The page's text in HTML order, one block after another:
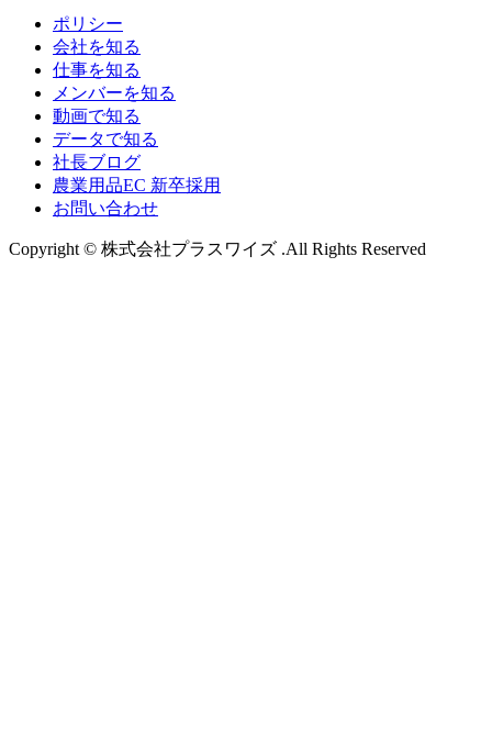
ポリシー
会社を知る
仕事を知る
メンバーを知る
動画で知る
データで知る
社長ブログ
農業用品EC 新卒採用
お問い合わせ
Copyright © 株式会社プラスワイズ .All Rights Reserved